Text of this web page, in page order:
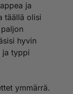
absorboivat
asia on niin
sen
ja
ja
täällä olisi
hyvin
ja typpi
ymmärrä.